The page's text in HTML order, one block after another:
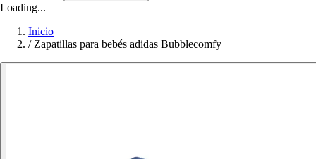
Loading...
Inicio
/ Zapatillas para bebés adidas Bubblecomfy